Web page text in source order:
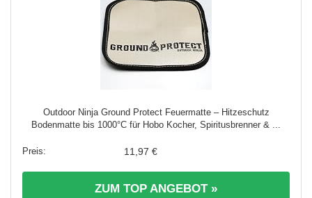
Outdoor Ninja Ground Protect Feuermatte – Hitzeschutz
Bodenmatte bis 1000°C für Hobo Kocher, Spiritusbrenner & ...
11,97 €
ZUM TOP ANGEBOT »